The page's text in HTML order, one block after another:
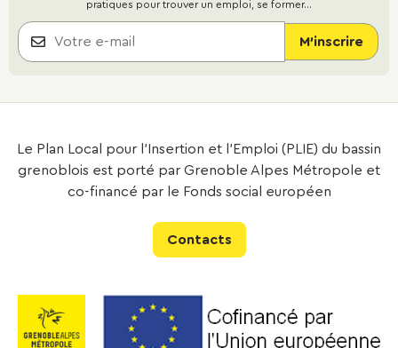
pratiques pour trouver un emploi, se former...
Le Plan Local pour l’Insertion et l’Emploi (PLIE) du bassin
grenoblois est porté par Grenoble Alpes Métropole et
co-financé par le Fonds social européen
Contacts